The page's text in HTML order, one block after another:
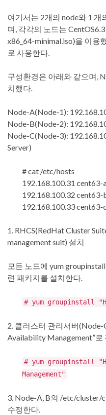
여기서는 2개의 node와 1 개
며, 각각의 노드는
x86_64-minimal.iso)을 이용
로 사용한다.
구성환경은 아래와 같으며,
치했다.
Node-A(Node-1):
Node-B(Node-2):
Node-C(Node-3):
Server)
# cat /etc/hosts
192.168.100.31 cent63-
192.168.100.32 cent63-
192.168.100.33 cent63-c
1. RHCS(RedHat Cluster
management suit) 설치
모든 노드에 yum
련 패키지를 설치한다.
# yum groupinstall
2. 클러스터 관리서버
Availability Management”로
# yum groupinstall
Management"
3. Node-A, B의 /etc/cluster/
수정한다.